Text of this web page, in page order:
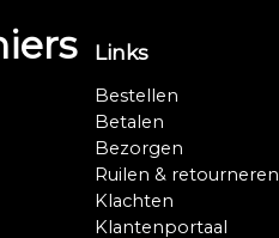
Links
Bestellen
Betalen
Bezorgen
Ruilen & retourneren
Klachten
Klantenportaal